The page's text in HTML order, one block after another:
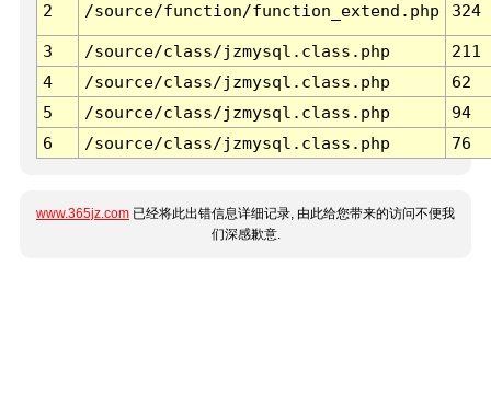
2 /source/function/function_extend.php 324
3 /source/class/jzmysql.class.php
211
4
/source/class/jzmysql.class.php
62
5
/source/class/jzmysql.class.php
94
6
/source/class/jzmysql.class.php 76
www.365jz.com 已经将此出错信息详细记录, 由此给您带来的访问不便我
们深感歉意.